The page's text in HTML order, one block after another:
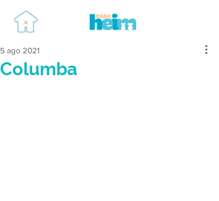
Columba
5 ago 2021